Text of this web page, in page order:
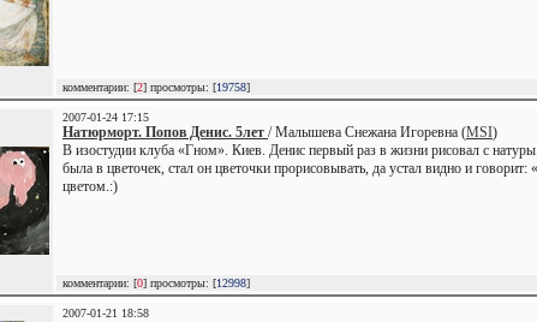
комментарии: [2] просмотры: [19758]
2007-01-24 17:15
Натюрморт. Попов Денис. 5лет / Малышева Снежана Игоревна (MSI)
В изостудии клуба «Гном». Киев. Денис первый раз в жизни рисовал с
была в цветочек, стал он цветочки прорисовывать, да устал видно и
цветом.:)
комментарии: [0] просмотры: [12998]
2007-01-21 18:58